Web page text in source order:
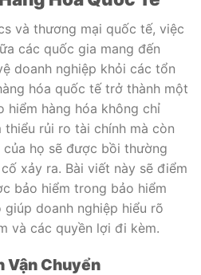
và thương mại quốc tế, việc
các quốc gia mang đến
doanh nghiệp khỏi các tổn
hóa quốc tế trở thành một
hiểm hàng hóa không chỉ
rủi ro tài chính mà còn
họ sẽ được bồi thường
xảy ra. Bài viết này sẽ điểm
bảo hiểm trong bảo hiểm
doanh nghiệp hiểu rõ
và các quyền lợi đi kèm.
Vận Chuyển